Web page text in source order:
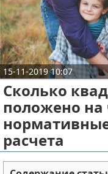
Жилищное право
Финансовое право
Налоговое право
Трудовое право
Миграционное
Сотрудничество
Размещение
Для
Условия
Отказ от
15-11-2019 10:07
Сколько
положено на
расчета